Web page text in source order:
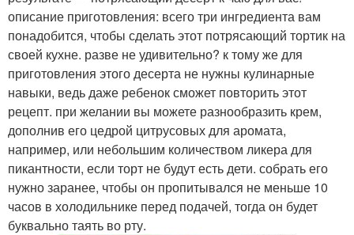
описание приготовления: всего три ингредиента вам
понадобится, чтобы сделать этот потрясающий тортик на
своей кухне. разве не удивительно? к тому же для
приготовления этого десерта не нужны кулинарные
навыки, ведь даже ребенок сможет повторить этот
рецепт. при желании вы можете разнообразить крем,
дополнив его цедрой цитрусовых для аромата,
например, или небольшим количеством ликера для
пикантности, если торт не будут есть дети. собрать его
нужно заранее, чтобы он пропитывался не меньше 10
часов в холодильнике перед подачей, тогда он будет
буквально таять во рту.